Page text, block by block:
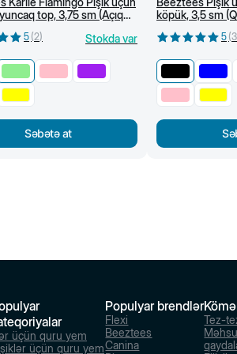
top, 3,75 sm (Açıq
5 (2) Stokda var
Səbətə at
köpük, 3,5 sm
5 (3
üçün quru yem
üçün quru yem
Populyar brendlər
Flexi
Beeztees
Canina
Tez-